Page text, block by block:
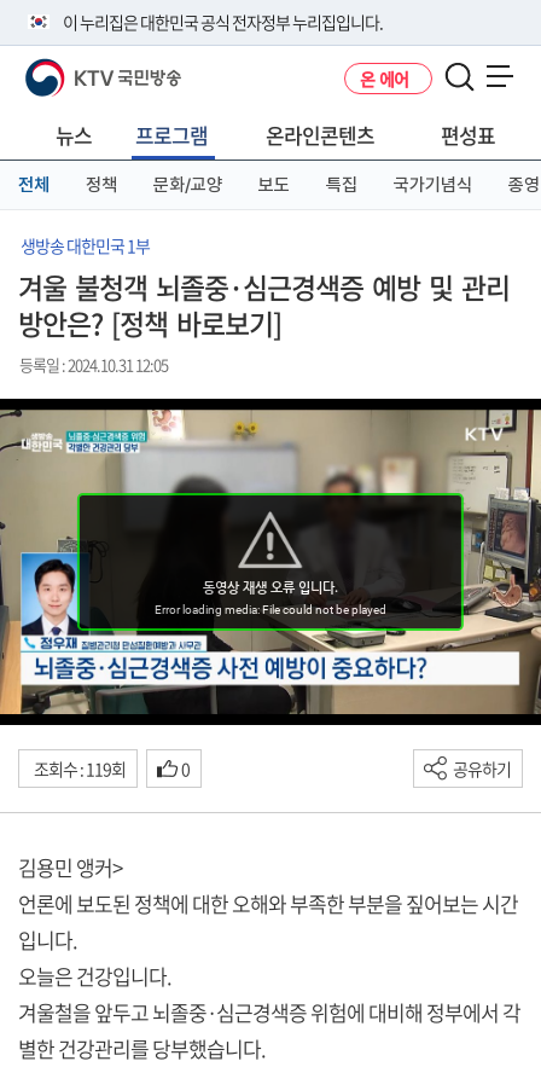
이 누리집은 대한민국 공식 전자정부 누리집입니다.
공식 누리집 주소 확인하기
니다.
이밖에 or.kr 또는 .kr등 다른 도메인 주소를 사용하고 있다면 아래 URL에
서 도메인 주소를 확인해 보세요
KTV 국민방송 온 에어
뉴스 프로그램 온라인콘텐츠 편성표
전체 정책 문화/교양 보도 특집 국가기념식 종영
생방송 대한민국 1부
겨울 불청객 뇌졸중·심근경색증 예방 및 관리
방안은? [정책 바로보기]
등록일 : 2024.10.31 12:05
조회수 : 119회 0 공유하기
김용민 앵커>
언론에 보도된 정책에 대한 오해와 부족한 부분을 짚어보는 시간
입니다.
오늘은 건강입니다.
겨울철을 앞두고 뇌졸중·심근경색증 위험에 대비해 정부에서 각
별한 건강관리를 당부했습니다.